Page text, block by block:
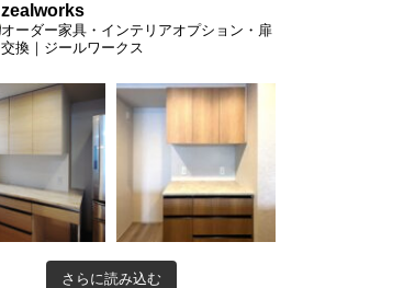
zealworks
オーダー家具・インテリアオプション・扉
交換｜ジールワークス
さらに読み込む